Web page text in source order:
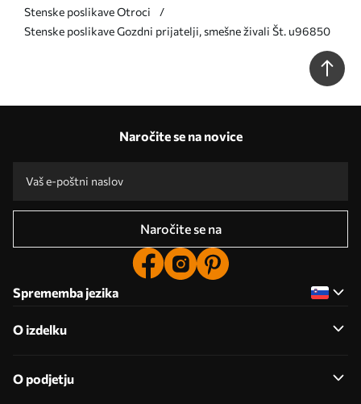
Stenske poslikave Otroci
Stenske poslikave Gozdni prijatelji, smešne živali Št. u96850
Naročite se na novice
Naročite se na
Sprememba jezika
O izdelku
O podjetju